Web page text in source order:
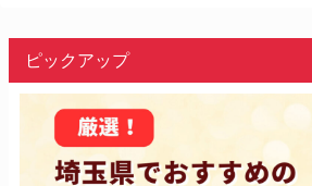
ピックアップ